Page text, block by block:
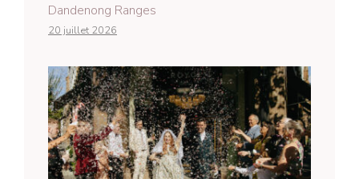
Dandenong Ranges
20 juillet 2026